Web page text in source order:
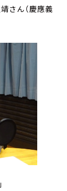
さん（慶應義